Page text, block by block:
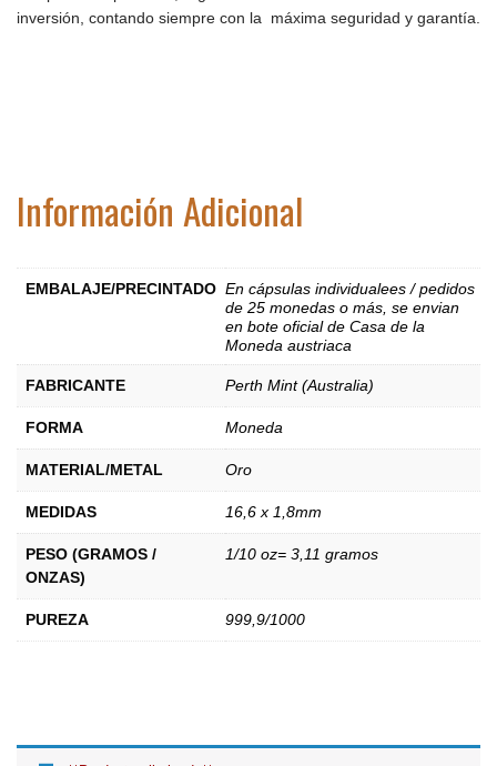
inversión, contando siempre con la máxima seguridad y garantía.
Información Adicional
EMBALAJE/PRECINTADO En cápsulas individualees / pedidos
de 25 monedas o más, se envian
en bote oficial de Casa de la
Moneda austriaca
FABRICANTE Perth Mint (Australia)
FORMA Moneda
MATERIAL/METAL Oro
MEDIDAS 16,6 x 1,8mm
PESO (GRAMOS /
ONZAS)
1/10 oz= 3,11 gramos
PUREZA 999,9/1000